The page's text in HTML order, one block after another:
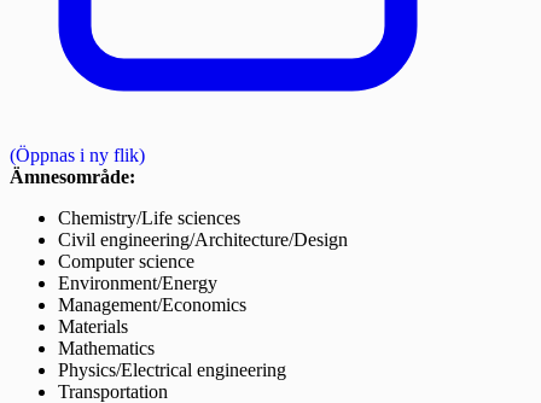
(Öppnas i ny flik)
Ämnesområde:
Chemistry/Life sciences
Civil engineering/Architecture/Design
Computer science
Environment/Energy
Management/Economics
Materials
Mathematics
Physics/Electrical engineering
Transportation